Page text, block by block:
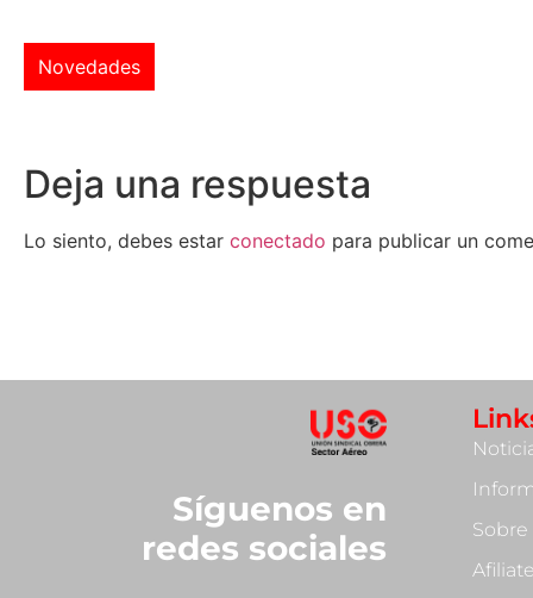
Novedades
Deja una respuesta
Lo siento, debes estar conectado para publicar un
Síguenos en
redes sociales
Sobre